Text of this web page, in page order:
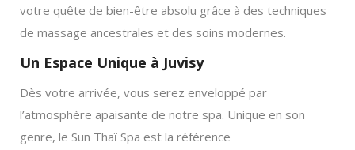
votre quête de bien-être absolu grâce à des techniques
de massage ancestrales et des soins modernes.
Un Espace Unique à Juvisy
Dès votre arrivée, vous serez enveloppé par
l’atmosphère apaisante de notre spa. Unique en son
genre, le Sun Thaï Spa est la référence